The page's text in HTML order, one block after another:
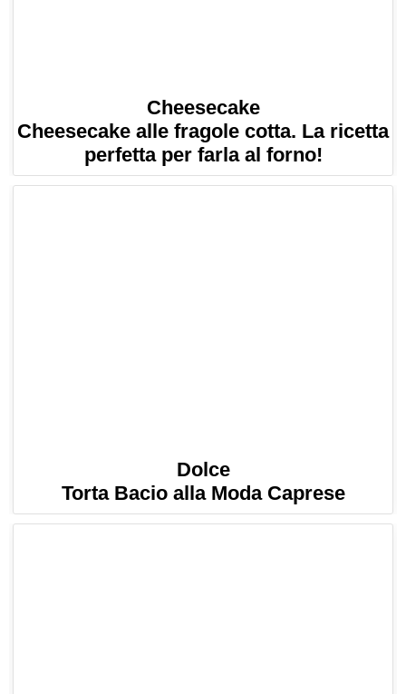
Cheesecake
Cheesecake alle fragole cotta. La ricetta
perfetta per farla al forno!
Dolce
Torta Bacio alla Moda Caprese